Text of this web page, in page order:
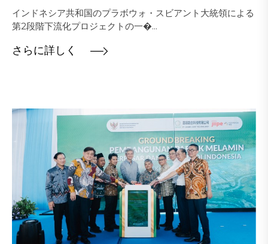
インドネシア共和国のプラボウォ・スビアント大統領による
第2段階下流化プロジェクトの一�...
さらに詳しく